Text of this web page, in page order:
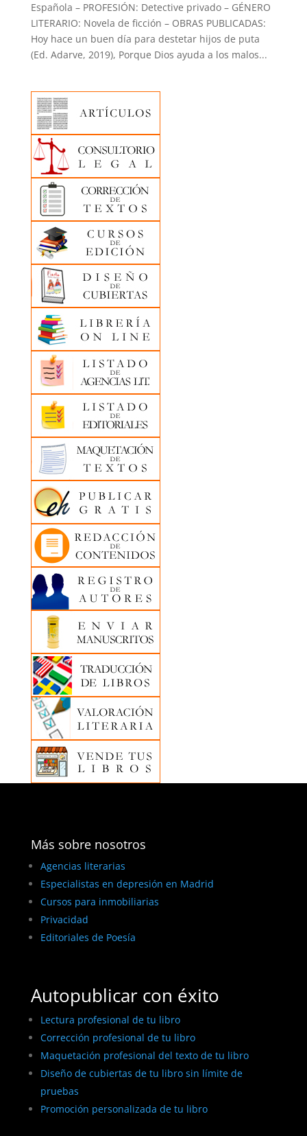
Española – PROFESIÓN: Detective privado – GÉNERO
LITERARIO: Novela de ficción – OBRAS PUBLICADAS:
Hoy hace un buen día para destetar hijos de puta
(Ed. Adarve, 2019), Porque Dios ayuda a los malos...
Más sobre nosotros
Agencias literarias
Especialistas en depresión en Madrid
Cursos para inmobiliarias
Privacidad
Editoriales de Poesía
Autopublicar con éxito
Lectura profesional de tu libro
Corrección profesional de tu libro
Maquetación profesional del texto de tu libro
Diseño de cubiertas de tu libro sin límite de
pruebas
Promoción personalizada de tu libro